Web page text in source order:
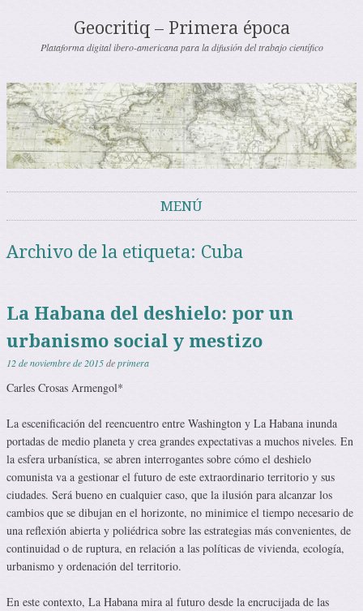
Geocritiq – Primera época
Plataforma digital ibero-americana para la difusión del trabajo científico
MENÚ
Archivo de la etiqueta: Cuba
La Habana del deshielo: por un
urbanismo social y mestizo
12 de noviembre de 2015deprimera
Carles Crosas Armengol*
La escenificación del reencuentro entre Washington y La Habana inunda
portadas de medio planeta y crea grandes expectativas a muchos niveles. En
la esfera urbanística, se abren interrogantes sobre cómo el deshielo
comunista va a gestionar el futuro de este extraordinario territorio y sus
ciudades. Será bueno en cualquier caso, que la ilusión para alcanzar los
cambios que se dibujan en el horizonte, no minimice el tiempo necesario de
una reflexión abierta y poliédrica sobre las estrategias más convenientes, de
continuidad o de ruptura, en relación a las políticas de vivienda, ecología,
urbanismo y ordenación del territorio.
En este contexto, La Habana mira al futuro desde la encrucijada de las